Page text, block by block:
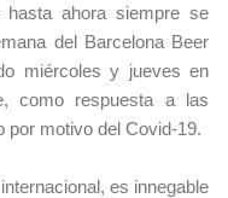
hasta ahora siempre se
del Barcelona Beer
miércoles y jueves en
como respuesta a las
por motivo del Covid-19.
es innegable